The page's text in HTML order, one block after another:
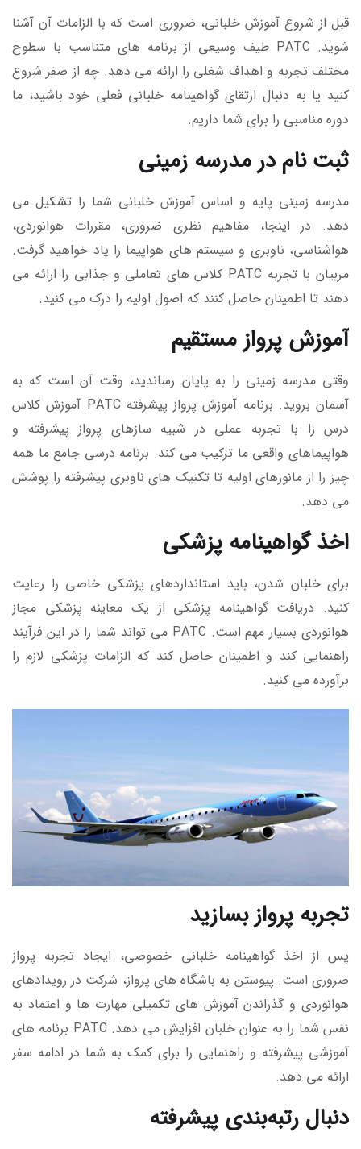
قبل از شروع آموزش خلبانی، ضروری است که با الزامات آن آشنا
شوید. PATC طیف وسیعی از برنامه های متناسب با سطوح
مختلف تجربه و اهداف شغلی را ارائه می دهد. چه از صفر شروع
کنید یا به دنبال ارتقای گواهینامه خلبانی فعلی خود باشید، ما
دوره مناسبی را برای شما داریم.
ثبت نام در مدرسه زمینی
مدرسه زمینی پایه و اساس آموزش خلبانی شما را تشکیل می
دهد. در اینجا، مفاهیم نظری ضروری، مقررات هوانوردی،
هواشناسی، ناوبری و سیستم های هواپیما را یاد خواهید گرفت.
مربیان با تجربه PATC کلاس های تعاملی و جذابی را ارائه می
دهند تا اطمینان حاصل کنند که اصول اولیه را درک می کنید.
آموزش پرواز مستقیم
وقتی مدرسه زمینی را به پایان رساندید، وقت آن است که به
آسمان بروید. برنامه آموزش پرواز پیشرفته PATC آموزش کلاس
درس را با تجربه عملی در شبیه سازهای پرواز پیشرفته و
هواپیماهای واقعی ما ترکیب می کند. برنامه درسی جامع ما همه
چیز را از مانورهای اولیه تا تکنیک های ناوبری پیشرفته را پوشش
می دهد.
اخذ گواهینامه پزشکی
برای خلبان شدن، باید استانداردهای پزشکی خاصی را رعایت
کنید. دریافت گواهینامه پزشکی از یک معاینه پزشکی مجاز
هوانوردی بسیار مهم است. PATC می تواند شما را در این فرآیند
راهنمایی کند و اطمینان حاصل کند که الزامات پزشکی لازم را
برآورده می کنید.
تجربه پرواز بسازید
پس از اخذ گواهینامه خلبانی خصوصی، ایجاد تجربه پرواز
ضروری است. پیوستن به باشگاه های پرواز، شرکت در رویدادهای
هوانوردی و گذراندن آموزش های تکمیلی مهارت ها و اعتماد به
نفس شما را به عنوان خلبان افزایش می دهد. PATC برنامه های
آموزشی پیشرفته و راهنمایی را برای کمک به شما در ادامه سفر
ارائه می دهد.
دنبال رتبه‌بندی پیشرفته